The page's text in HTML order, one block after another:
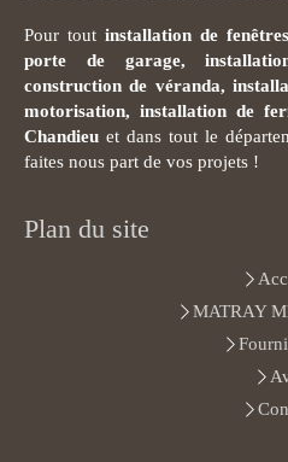
Pour tout installation de
porte de garage,
construction de véranda,
motorisation, installation de
Chandieu et dans tout le
faites nous part de vos projets !
Plan du site
MATRAY